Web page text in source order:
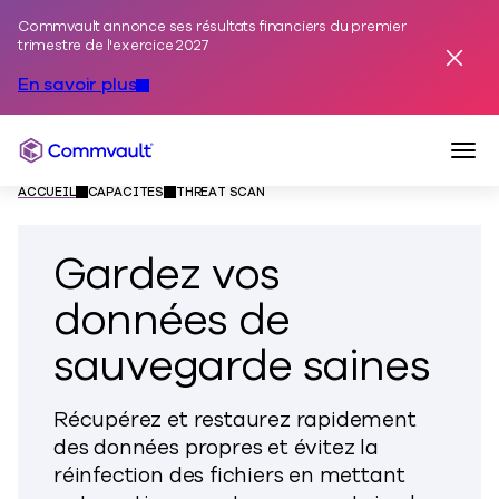
Commvault annonce ses résultats financiers du premier
trimestre de l'exercice 2027
En savoir plus
Commvault
ACCUEIL CAPACITÉS THREAT SCAN
Gardez vos
données de
sauvegarde saines
Récupérez et restaurez rapidement
des données propres et évitez la
réinfection des fichiers en mettant